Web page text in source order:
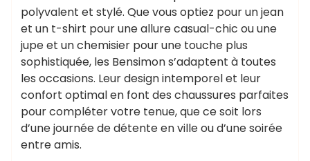
polyvalent et stylé. Que vous optiez pour un jean
et un t-shirt pour une allure casual-chic ou une
jupe et un chemisier pour une touche plus
sophistiquée, les Bensimon s’adaptent à toutes
les occasions. Leur design intemporel et leur
confort optimal en font des chaussures parfaites
pour compléter votre tenue, que ce soit lors
d’une journée de détente en ville ou d’une soirée
entre amis.